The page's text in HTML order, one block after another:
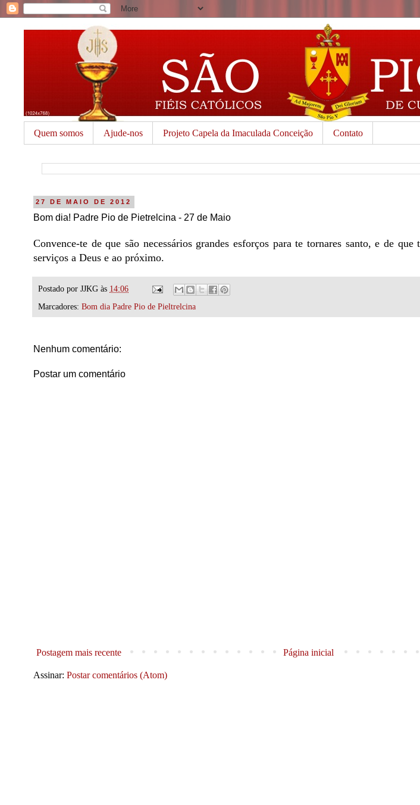
Quem somos Ajude-nos Projeto Capela da Imaculada Conceição Contato
27 DE MAIO DE 2012
Bom dia! Padre Pio de Pietrelcina - 27 de Maio
Convence-te de que são necessários grandes esforços para te tornares santo, e de que
serviços a Deus e ao próximo.
Postado por JJKG às 14:06
Marcadores: Bom dia Padre Pio de Pieltrelcina
Nenhum comentário:
Postar um comentário
Postagem mais recente Página inicial
Assinar: Postar comentários (Atom)